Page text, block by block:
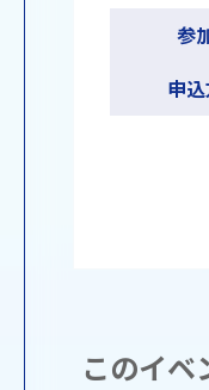
参
申
このイベ